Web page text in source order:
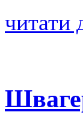
читати